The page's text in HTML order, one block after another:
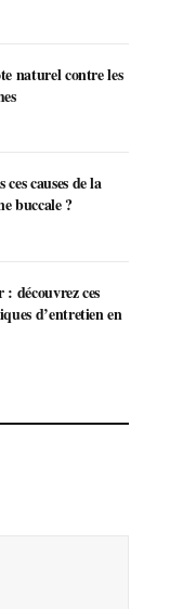
naturel contre les
ces causes de la
buccale ?
découvrez ces
d’entretien en